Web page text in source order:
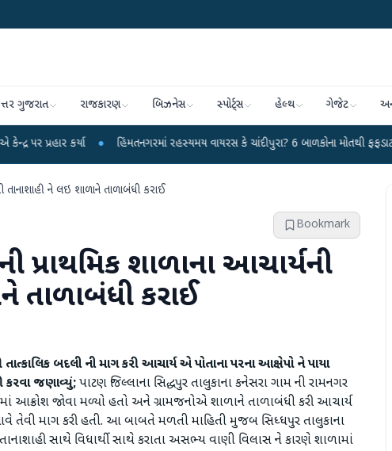
ગુજરાત રાજકારણ બિઝનેસ સ્પોર્ટ્સ હેલ્થ ગેજેટ
● હિંમતનગરમાં રહસ્યમય વાયરસ કે ચાંદીપુરા? 6 બાળકોના મોતથી ફફડાટ ●
તાનાશાહી ને લઇ શાળાને તાળાબંધી કરાઈ
Bookmark
પ્રાથમિક શાળાના આચાર્યની
તાળાબંધી કરાઈ
બદલી ની માગ કરીઆચાર્ય એ પોતાના પરના આક્ષેપો ને પાયા
કરવા જણાવ્યું;પાટણ જિલ્લાના સિદ્ધપુર તાલુકાના કનેસરા ગામ ની રામનગર
આક્રોશ જોવા મળ્યો હતો અને ગ્રામજનોએ શાળાને તાળાબંધી કરી આચાર્ય
આવે તેવી માગ કરી હતી. આ બાબતે મળતી માહિતી મુજબ સિધ્ધપુર તાલુકાના
સાથે વિધાર્થી સાથે કરાતા અસભ્ય વાણી વિલાસ ને કારણે શાળામાં